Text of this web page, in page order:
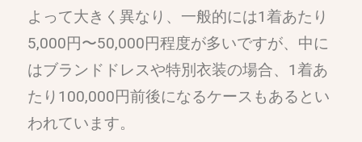
よって大きく異なり、一般的には1着あたり
5,000円〜50,000円程度が多いですが、中に
はブランドドレスや特別衣装の場合、1着あ
たり100,000円前後になるケースもあるとい
われています。